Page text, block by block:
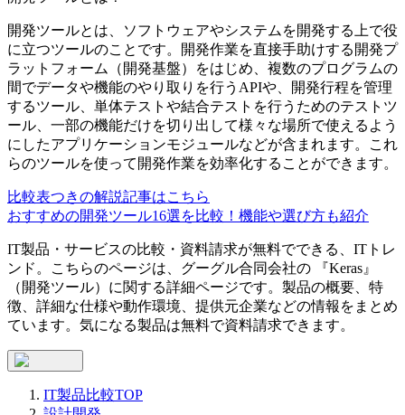
開発ツールとは、ソフトウェアやシステムを開発する上で役
に立つツールのことです。開発作業を直接手助けする開発プ
ラットフォーム（開発基盤）をはじめ、複数のプログラムの
間でデータや機能のやり取りを行うAPIや、開発行程を管理
するツール、単体テストや結合テストを行うためのテストツ
ール、一部の機能だけを切り出して様々な場所で使えるよう
にしたアプリケーションモジュールなどが含まれます。これ
らのツールを使って開発作業を効率化することができます。
比較表つきの解説記事はこちら
おすすめの開発ツール16選を比較！機能や選び方も紹介
IT製品・サービスの比較・資料請求が無料でできる、ITトレ
ンド。こちらのページは、 グーグル合同会社の 『Keras 』
（ 開発ツール）に関する詳細ページです。製品の概要、特
徴、詳細な仕様や動作環境、提供元企業などの情報をまとめ
ています。気になる製品は無料で資料請求できます。
IT製品比較TOP